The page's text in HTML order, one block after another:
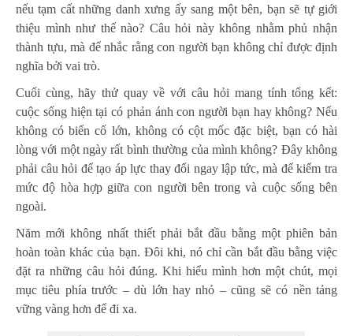
nếu tạm cất những danh xưng ấy sang một bên, bạn sẽ tự giới
thiệu mình như thế nào? Câu hỏi này không nhằm phủ nhận
thành tựu, mà để nhắc rằng con người bạn không chỉ được định
nghĩa bởi vai trò.
Cuối cùng, hãy thử quay về với câu hỏi mang tính tổng kết:
cuộc sống hiện tại có phản ánh con người bạn hay không? Nếu
không có biến cố lớn, không có cột mốc đặc biệt, bạn có hài
lòng với một ngày rất bình thường của mình không? Đây không
phải câu hỏi để tạo áp lực thay đổi ngay lập tức, mà để kiểm tra
mức độ hòa hợp giữa con người bên trong và cuộc sống bên
ngoài.
Năm mới không nhất thiết phải bắt đầu bằng một phiên bản
hoàn toàn khác của bạn. Đôi khi, nó chỉ cần bắt đầu bằng việc
đặt ra những câu hỏi đúng. Khi hiểu mình hơn một chút, mọi
mục tiêu phía trước – dù lớn hay nhỏ – cũng sẽ có nền tảng
vững vàng hơn để đi xa.